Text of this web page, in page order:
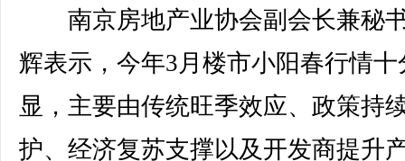
南京房地产业协会副会长兼秘
辉表示，今年3月楼市小阳春行情十
显，主要由传统旺季效应、政策持
护、经济复苏支撑以及开发商提升